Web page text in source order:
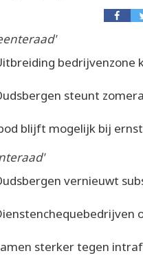
bedrijvenzone
steunt
blijft mogelijk bij
vernieuwt
sterker tegen